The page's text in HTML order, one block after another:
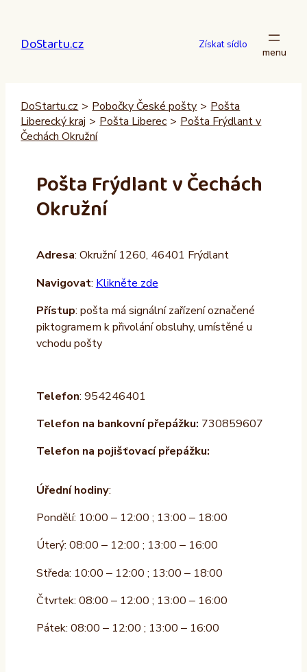
obsah
DoStartu.cz Získat sídlo
DoStartu.cz > Pobočky České pošty > Pošta
Liberecký kraj > Pošta Liberec > Pošta Frýdlant v
Čechách Okružní
Pošta Frýdlant v Čechách
Okružní
Adresa: Okružní 1260, 46401 Frýdlant
Navigovat: Klikněte zde
Přístup: pošta má signální zařízení označené
piktogramem k přivolání obsluhy, umístěné u
vchodu pošty
Telefon: 954246401
Telefon na bankovní přepážku: 730859607
Telefon na pojišťovací přepážku:
Úřední hodiny:
Pondělí: 10:00 – 12:00 ; 13:00 – 18:00
Úterý: 08:00 – 12:00 ; 13:00 – 16:00
Středa: 10:00 – 12:00 ; 13:00 – 18:00
Čtvrtek: 08:00 – 12:00 ; 13:00 – 16:00
Pátek: 08:00 – 12:00 ; 13:00 – 16:00